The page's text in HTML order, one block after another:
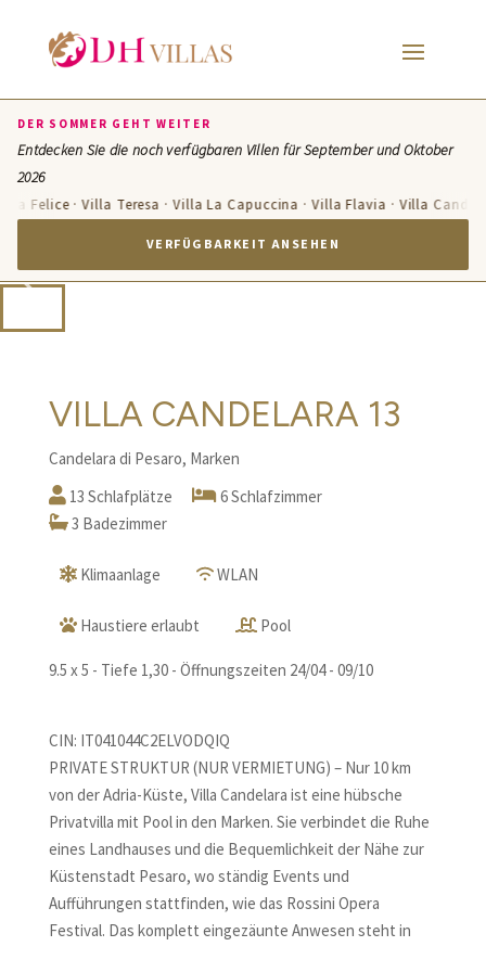
DER SOMMER GEHT WEITER
Entdecken Sie die noch verfügbaren Villen für September und Oktober
2026
· Villa Teresa · Villa La Capuccina · Villa Flavia · Villa
VERFÜGBARKEIT ANSEHEN
VILLA CANDELARA 13
Candelara di Pesaro, Marken
13 Schlafplätze
6 Schlafzimmer
3 Badezimmer
Klimaanlage WLAN
Haustiere erlaubt Pool
9.5 x 5 - Tiefe 1,30 - Öffnungszeiten 24/04 - 09/10
CIN: IT041044C2ELVODQIQ
PRIVATE STRUKTUR (NUR VERMIETUNG) – Nur 10 km
von der Adria-Küste, Villa Candelara ist eine hübsche
Privatvilla mit Pool in den Marken. Sie verbindet die Ruhe
eines Landhauses und die Bequemlichkeit der Nähe zur
Küstenstadt Pesaro, wo ständig Events und
Aufführungen stattfinden, wie das Rossini Opera
Festival. Das komplett eingezäunte Anwesen steht in